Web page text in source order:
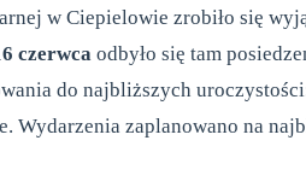
w Ciepielowie zrobiło się
czerwca odbyło się tam
do najbliższych
Wydarzenia zaplanowano na